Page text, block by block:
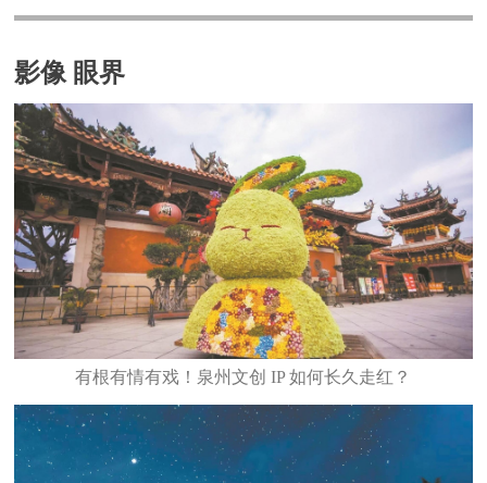
影像 眼界
有根有情有戏！泉州文创 IP 如何长久走红？